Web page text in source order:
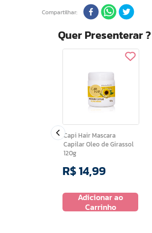
Compartilhar
Quer Presenterar
Capi Hair Mascara
Capilar Oleo de Girassol
120g
R$14,99
Adicionar ao
Carrinho